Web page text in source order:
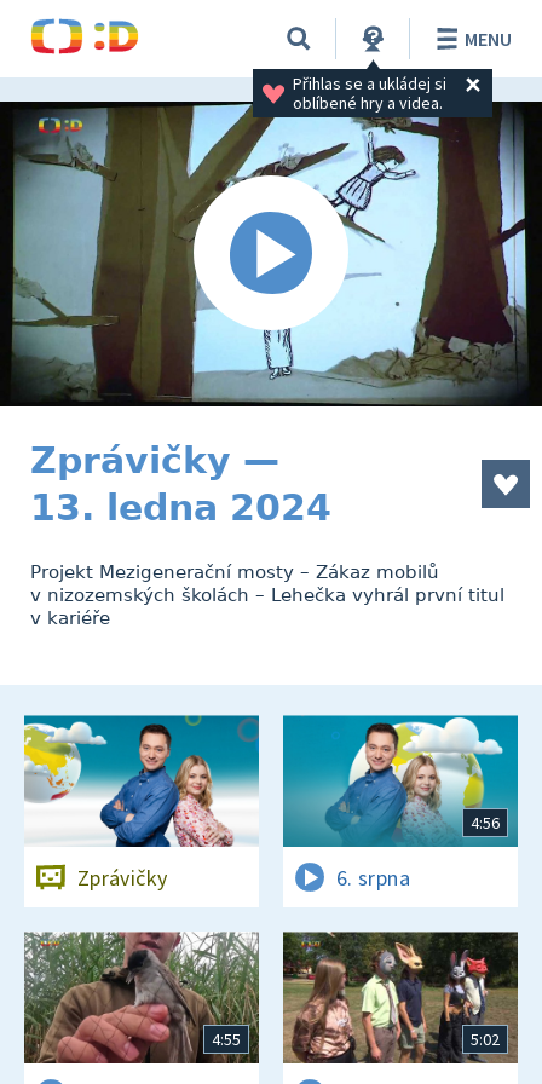
Přihlas se a ukládej si
oblíbené hry a videa.
MENU
Zprávičky —
13. ledna 2024
Projekt Mezigenerační mosty – Zákaz mobilů
v nizozemských školách – Lehečka vyhrál první titul
v kariéře
Zprávičky
4:56
6. srpna
4:55 5:02